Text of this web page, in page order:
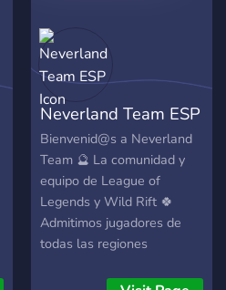
Neverland Team ESP
Bienvenid@s a Neverland
Team 🔮 La comunidad y
equipo de League of
Legends y Wild Rift 🍀
Admitimos jugadores de
todas las regiones
League of Legends (LAN,